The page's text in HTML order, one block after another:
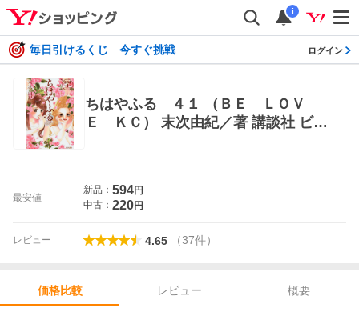
i
毎日引けるくじ 今すぐ挑戦 ログイン
ちはやふる ４１ （ＢＥ ＬＯＶ
Ｅ ＫＣ） 末次由紀／著 講談社 ビー
最安値
新品： 594円
中古： 220円
レビュー 4.65 （37件）
価格比較 レビュー
概要